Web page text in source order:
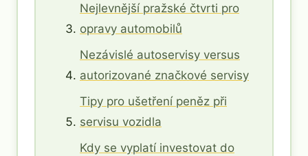
Nejlevnější pražské čtvrti pro
opravy automobilů
Nezávislé autoservisy versus
autorizované značkové servisy
Tipy pro ušetření peněz při
servisu vozidla
Kdy se vyplatí investovat do